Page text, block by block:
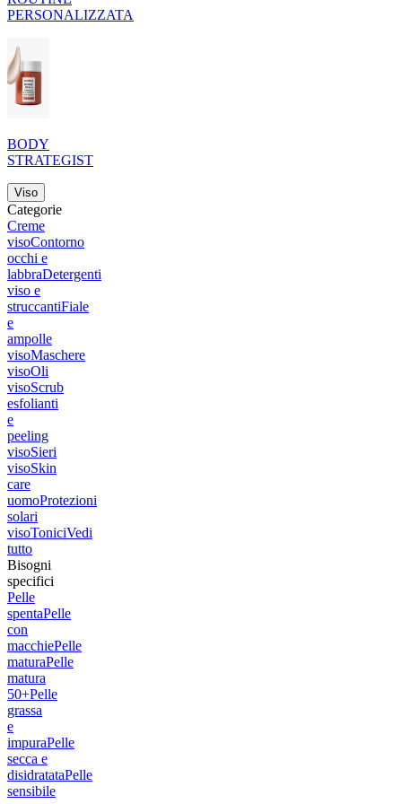
PERSONALIZZATA
BODY
STRATEGIST
Viso
Categorie
Creme
visoContorno
occhi e
labbraDetergenti
viso e
struccantiFiale
e
ampolle
visoMaschere
visoOli
visoScrub
esfolianti
e
peeling
visoSieri
visoSkin
care
uomoProtezioni
solari
visoToniciVedi
tutto
Bisogni
specifici
Pelle
spentaPelle
con
macchiePelle
maturaPelle
matura
50+Pelle
grassa
e
impuraPelle
secca e
disidratataPelle
sensibile